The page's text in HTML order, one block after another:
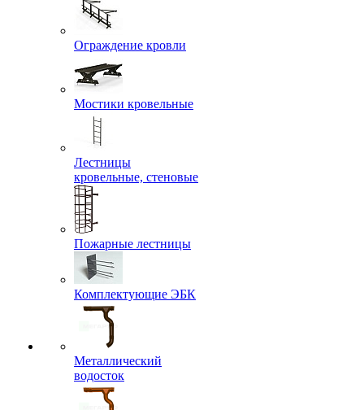
Ограждение кровли
Мостики кровельные
Лестницы
кровельные, стеновые
Пожарные лестницы
Комплектующие ЭБК
Металлический
водосток